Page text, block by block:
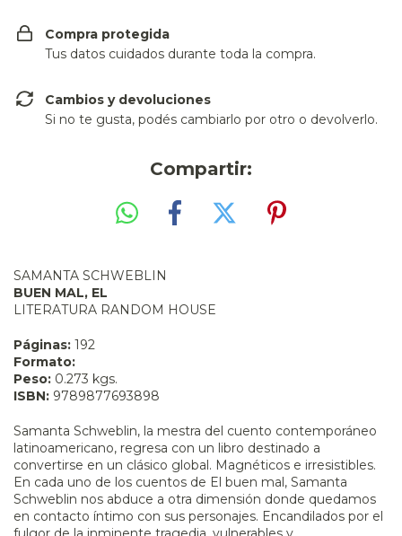
Compra protegida
Tus datos cuidados durante toda la compra.
Cambios y devoluciones
Si no te gusta, podés cambiarlo por otro o devolverlo.
Compartir:
SAMANTA SCHWEBLIN
BUEN MAL, EL
LITERATURA RANDOM HOUSE
Páginas: 192
Formato:
Peso: 0.273 kgs.
ISBN: 9789877693898
Samanta Schweblin, la mestra del cuento contemporáneo
latinoamericano, regresa con un libro destinado a
convertirse en un clásico global. Magnéticos e irresistibles.
En cada uno de los cuentos de El buen mal, Samanta
Schweblin nos abduce a otra dimensión donde quedamos
en contacto íntimo con sus personajes. Encandilados por el